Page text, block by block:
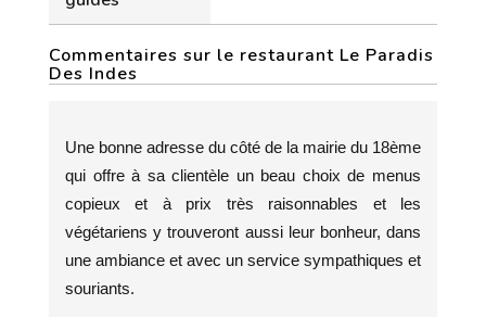
Commentaires sur le restaurant Le Paradis
Des Indes
Une bonne adresse du côté de la mairie du 18ème
qui offre à sa clientèle un beau choix de menus
copieux et à prix très raisonnables et les
végétariens y trouveront aussi leur bonheur, dans
une ambiance et avec un service sympathiques et
souriants.